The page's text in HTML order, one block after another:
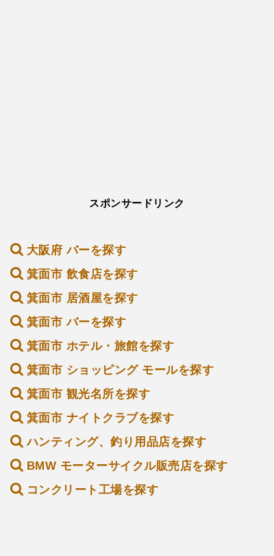
スポンサードリンク
大阪府 バーを探す
箕面市 飲食店を探す
箕面市 居酒屋を探す
箕面市 バーを探す
箕面市 ホテル・旅館を探す
箕面市 ショッピング モールを探す
箕面市 観光名所を探す
箕面市 ナイトクラブを探す
ハンティング、釣り用品店を探す
BMW モーターサイクル販売店を探す
コンクリート工場を探す